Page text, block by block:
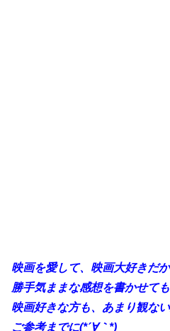
映画を愛して、映画大好きだ
勝手気ままな感想を書かせて
映画好きな方も、あまり観な
ご参考までに(*´∀｀*)